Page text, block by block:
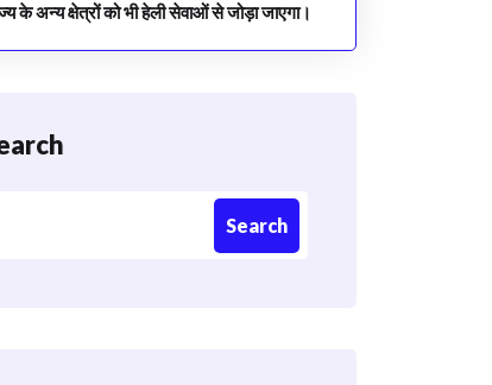
के अन्य क्षेत्रों को भी हेली सेवाओं से जोड़ा जाएगा।
Search